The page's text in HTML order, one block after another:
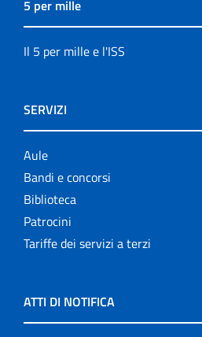
5 per mille
Il 5 per mille e l'ISS
SERVIZI
Aule
Bandi e concorsi
Biblioteca
Patrocini
Tariffe dei servizi a terzi
ATTI DI NOTIFICA